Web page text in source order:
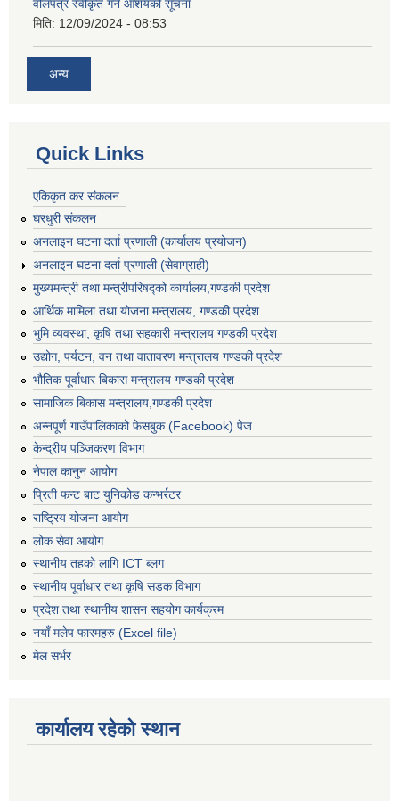
वोलपत्र स्वीकृत गर्ने आशयको सूचना
मिति: 12/09/2024 - 08:53
अन्य
Quick Links
एकिकृत कर संकलन
घरधुरी संकलन
अनलाइन घटना दर्ता प्रणाली (कार्यालय प्रयोजन)
अनलाइन घटना दर्ता प्रणाली (सेवाग्राही)
मुख्यमन्त्री तथा मन्त्रीपरिषद्को कार्यालय,गण्डकी प्रदेश
आर्थिक मामिला तथा योजना मन्त्रालय, गण्डकी प्रदेश
भुमि व्यवस्था, कृषि तथा सहकारी मन्त्रालय गण्डकी प्रदेश
उद्योग, पर्यटन, वन तथा वातावरण मन्त्रालय गण्डकी प्रदेश
भौतिक पूर्वाधार बिकास मन्त्रालय गण्डकी प्रदेश
सामाजिक बिकास मन्त्रालय,गण्डकी प्रदेश
अन्नपूर्ण गाउँपालिकाको फेसबुक (Facebook) पेज
केन्द्रीय पञ्जिकरण विभाग
नेपाल कानुन आयोग
प्रिती फन्ट बाट युनिकोड कन्भर्रटर
राष्ट्रिय योजना आयोग
लोक सेवा आयोग
स्थानीय तहको लागि ICT ब्लग
स्थानीय पूर्वाधार तथा कृषि सडक विभाग
प्रदेश तथा स्थानीय शासन सहयोग कार्यक्रम
नयाँ मलेप फारमहरु (Excel file)
मेल सर्भर
कार्यालय रहेको स्थान